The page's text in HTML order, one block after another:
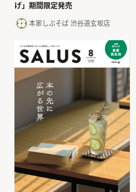
げ」期間限定発売
本家しぶそば 渋谷道玄坂店